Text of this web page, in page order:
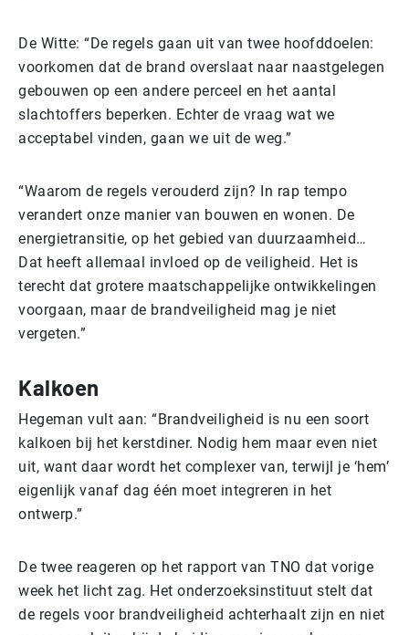
De Witte: “De regels gaan uit van twee hoofddoelen:
voorkomen dat de brand overslaat naar naastgelegen
gebouwen op een andere perceel en het aantal
slachtoffers beperken. Echter de vraag wat we
acceptabel vinden, gaan we uit de weg.”
“Waarom de regels verouderd zijn? In rap tempo
verandert onze manier van bouwen en wonen. De
energietransitie, op het gebied van duurzaamheid…
Dat heeft allemaal invloed op de veiligheid. Het is
terecht dat grotere maatschappelijke ontwikkelingen
voorgaan, maar de brandveiligheid mag je niet
vergeten.”
Kalkoen
Hegeman vult aan: “Brandveiligheid is nu een soort
kalkoen bij het kerstdiner. Nodig hem maar even niet
uit, want daar wordt het complexer van, terwijl je ‘hem’
eigenlijk vanaf dag één moet integreren in het
ontwerp.”
De twee reageren op het rapport van TNO dat vorige
week het licht zag. Het onderzoeksinstituut stelt dat
de regels voor brandveiligheid achterhaalt zijn en niet